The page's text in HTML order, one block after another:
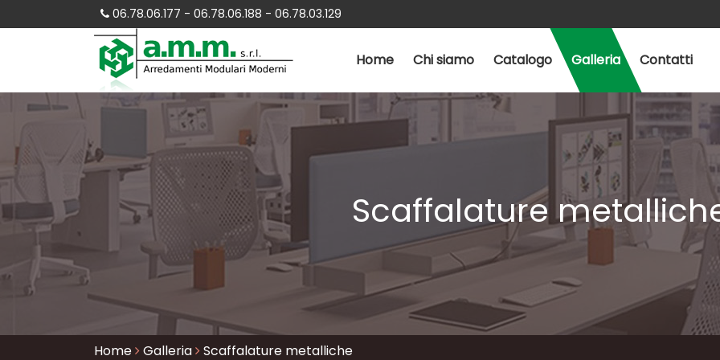
06.78.06.177 - 06.78.06.188 - 06.78.03.129
Home Chi siamo Catalogo Galleria Contatti
Scaffalature
Home Galleria Scaffalature metalliche